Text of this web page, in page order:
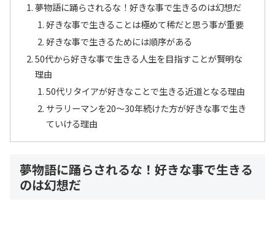
夢物語に踊らされるな！好きな事で生きるのは幻想だ
好きな事で生きることは極めて稀だと思う事が重要
好きな事で生きるためには順序がある
50代から好きな事で生きる人生を目指すことが賢明な
理由
50代リタイアが好きなことで生きる近道となる理由
サラリーマンを20〜30年続けた方が好きな事で生き
ていける理由
夢物語に踊らされるな！好きな事で生きる
のは幻想だ